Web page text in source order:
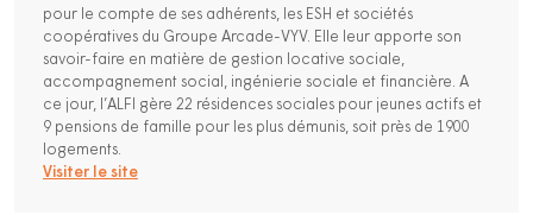
pour le compte de ses adhérents, les ESH et sociétés
coopératives du Groupe Arcade-VYV. Elle leur apporte son
savoir-faire en matière de gestion locative sociale,
accompagnement social, ingénierie sociale et financière. A
ce jour, l’ALFI gère 22 résidences sociales pour jeunes actifs et
9 pensions de famille pour les plus démunis, soit près de 1900
logements.
Visiter le site